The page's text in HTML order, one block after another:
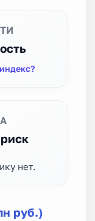
нет.
руб.)